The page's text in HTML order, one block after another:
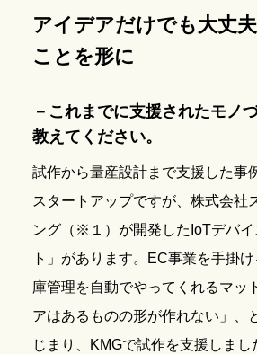
アイデアだけでも大丈
ことを形に
－これまでに支援されたモノ
教えてください。
試作から量産設計まで支援した事
スタートアップですが、株式会社
ング（※１）が開発したIoTデバイ
ト」があります。EC事業を手掛
庫管理を自動でやってくれるマッ
アはあるものの形が作れない」、
じまり、KMGで試作を支援しま